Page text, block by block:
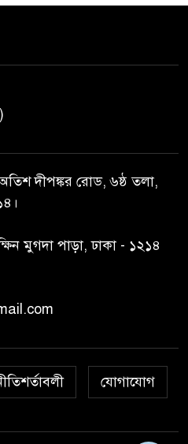
শেষ পর্যায়ে, দ্রুত চার্জশিট
মধ্যে ঢাকাসহ ১০ অঞ্চলে
পূর্বাভাস
সঙ্গে দেখা করে স্বপ্নপূরণ
আগস্ট রাষ্ট্রপতি নির্বাচন,
দীপঙ্কর রোড, ৬ষ্ঠ তলা,
মুগদা পাড়া, ঢাকা - ১২১৪
যোগাযোগ